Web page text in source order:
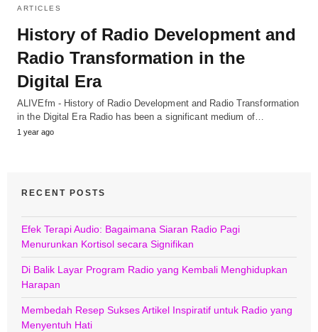
ARTICLES
History of Radio Development and
Radio Transformation in the
Digital Era
ALIVEfm - History of Radio Development and Radio Transformation
in the Digital Era Radio has been a significant medium of…
1 year ago
RECENT POSTS
Efek Terapi Audio: Bagaimana Siaran Radio Pagi
Menurunkan Kortisol secara Signifikan
Di Balik Layar Program Radio yang Kembali Menghidupkan
Harapan
Membedah Resep Sukses Artikel Inspiratif untuk Radio yang
Menyentuh Hati